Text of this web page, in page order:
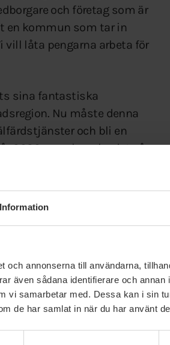
Information
och annonserna till användarna,
även sådana identifierare och annan
vi samarbetar med. Dessa kan i sin
de har samlat in när du har använt
och företag som är
en kommun som tar in
låta pengarna arbeta för
sina fantastiska
Nu måste denna
och bli en
2020, men hur ska det gå
kärnverksamheterna
att bo kvar i och flytta